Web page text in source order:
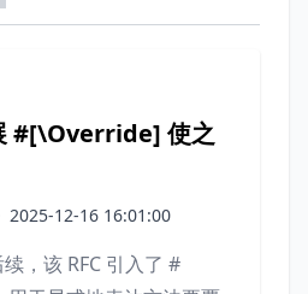
#[\Override] 使之
2025-12-16 16:01:00
，该 RFC 引入了 #